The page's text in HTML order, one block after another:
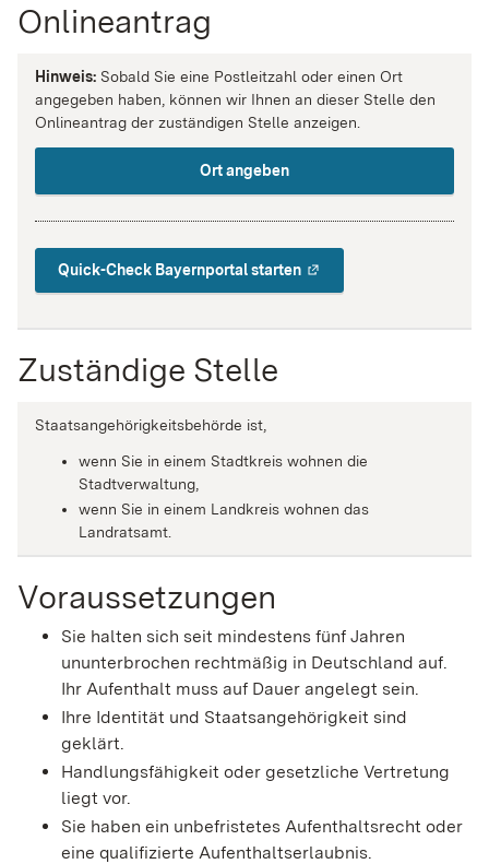
Onlineantrag
Hinweis: Sobald Sie eine Postleitzahl oder einen Ort
angegeben haben, können wir Ihnen an dieser Stelle den
Onlineantrag der zuständigen Stelle anzeigen.
Ort angeben
Quick-Check Bayernportal starten
Zuständige Stelle
Staatsangehörigkeitsbehörde ist,
wenn Sie in einem Stadtkreis wohnen die
Stadtverwaltung,
wenn Sie in einem Landkreis wohnen das
Landratsamt.
Voraussetzungen
Sie halten sich seit mindestens fünf Jahren
ununterbrochen rechtmäßig in Deutschland auf.
Ihr Aufenthalt muss auf Dauer angelegt sein.
Ihre Identität und Staatsangehörigkeit sind
geklärt.
Handlungsfähigkeit oder gesetzliche Vertretung
liegt vor.
Sie haben ein unbefristetes Aufenthaltsrecht oder
eine qualifizierte Aufenthaltserlaubnis.